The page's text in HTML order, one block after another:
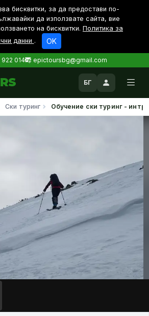
бисквитки, за да предостави по-
да използвате сайта, вие
на бисквитки. Политика за
данни . OK
014 epictoursbg@gmail.com
БГ
Ски туринг Обучение ски туринг - интро
туринг -